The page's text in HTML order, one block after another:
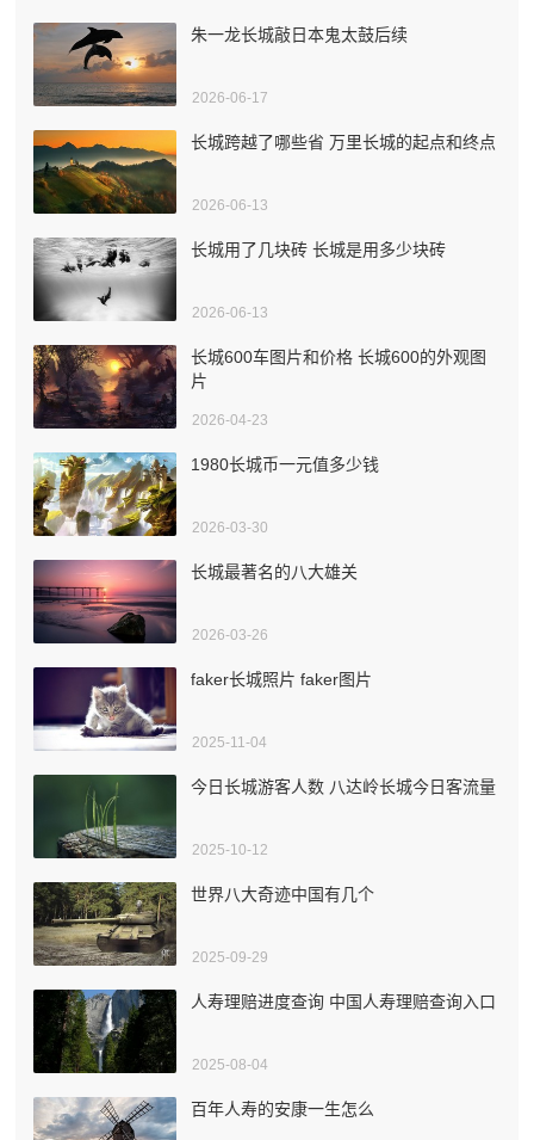
朱一龙长城敲日本鬼太鼓后续
2026-06-17
长城跨越了哪些省 万里长城的起点和终点
2026-06-13
长城用了几块砖 长城是用多少块砖
2026-06-13
长城600车图片和价格 长城600的外观图
片
2026-04-23
1980长城币一元值多少钱
2026-03-30
长城最著名的八大雄关
2026-03-26
faker长城照片 faker图片
2025-11-04
今日长城游客人数 八达岭长城今日客流量
2025-10-12
世界八大奇迹中国有几个
2025-09-29
人寿理赔进度查询 中国人寿理赔查询入口
2025-08-04
百年人寿的安康一生怎么